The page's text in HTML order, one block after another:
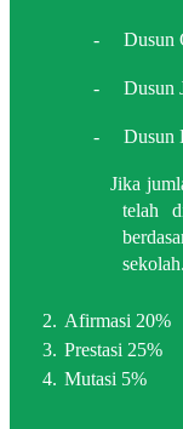
- Dusun
- Dusun
- Dusun
Jika
telah
sekolah.
2. Afirmasi 20%
3. Prestasi 25%
4. Mutasi 5%